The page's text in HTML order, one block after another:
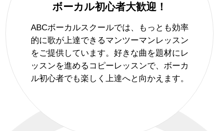
ボーカル初心者大歓迎！
ABCボーカルスクールでは、もっとも効率
的に歌が上達できるマンツーマンレッスン
をご提供しています。好きな曲を題材にレ
ッスンを進めるコピーレッスンで、ボーカ
ル初心者でも楽しく上達へと向かえます。